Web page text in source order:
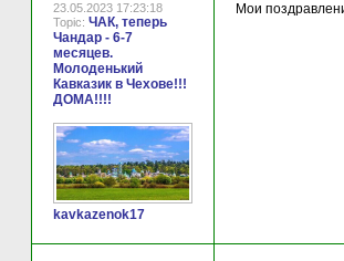
23.05.2023 17:23:18
Topic: ЧАК, теперь
Чандар - 6-7
месяцев.
Молоденький
Кавказик в Чехове!!!
ДОМА!!!!
kavkazenok17
Мои